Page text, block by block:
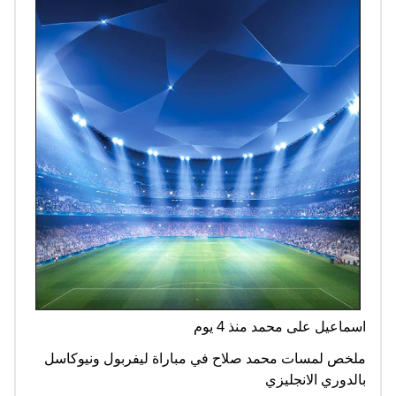
اسماعيل على محمد منذ 4 يوم
ملخص لمسات محمد صلاح في مباراة ليفربول ونيوكاسل
بالدوري الانجليزي